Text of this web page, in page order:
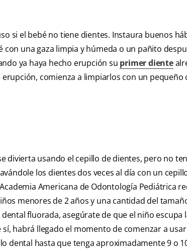
si el bebé no tiene dientes. Instaura buenos
una gaza limpia y húmeda o un pañito
ya haya hecho erupción su primer diente
comienza a limpiarlos con un pequeño
divierta usando el cepillo de dientes, pero no
los dientes dos veces al día con un
Americana de Odontología Pediátrica
menores de 2 años y una cantidad del
fluorada, asegúrate de que el niño escupa
habrá llegado el momento de comenzar a
dental hasta que tenga aproximadamente 9 o